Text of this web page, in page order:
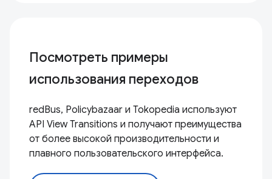
Посмотреть примеры
использования переходов
redBus, Policybazaar и Tokopedia используют
API View Transitions и получают преимущества
от более высокой производительности и
плавного пользовательского интерфейса.